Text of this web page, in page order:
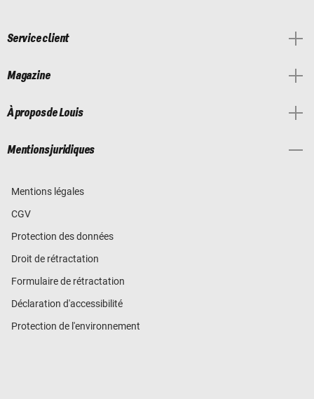
Service client
Magazine
À propos de Louis
Mentions juridiques
Mentions légales
CGV
Protection des données
Droit de rétractation
Formulaire de rétractation
Déclaration d'accessibilité
Protection de l'environnement